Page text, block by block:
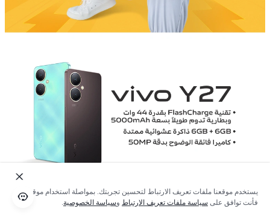
يستخدم موقعنا ملفات تعريف الارتباط لتحسين تجربتك. بمواصلة استخدام موقعنا؛
فأنت توافق على سياسة ملفات تعريف الارتباط وسياسة الخصوصية.